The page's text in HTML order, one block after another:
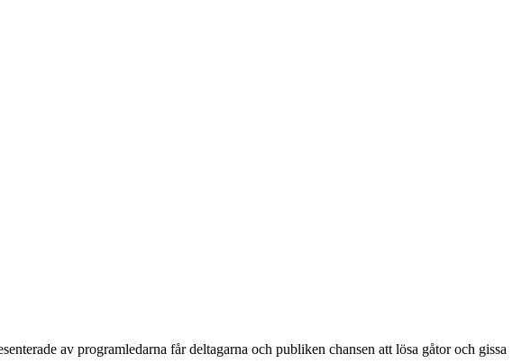
av programledarna får deltagarna och publiken chansen att lösa gåtor och gissa